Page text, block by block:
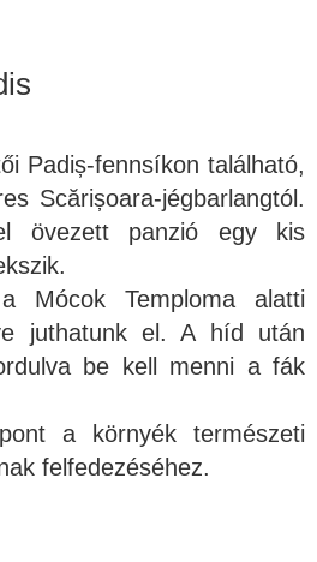
Padiș-fennsíkon található,
Scărișoara-jégbarlangtól.
övezett panzió egy kis
Mócok Temploma alatti
juthatunk el. A híd után
be kell menni a fák
a környék természeti
felfedezéséhez.